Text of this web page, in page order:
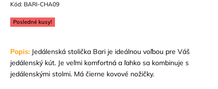
Kód: BARI-CHA09
Posledné kusy!
Popis: Jedálenská stolička Bari je ideálnou voľbou pre Váš
jedálenský kút. Je veľmi komfortná a ľahko sa kombinuje s
jedálenskými stolmi. Má čierne kovové nožičky.